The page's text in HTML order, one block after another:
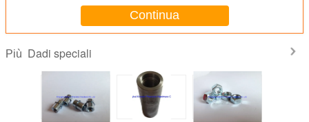
Continua
Più Dadi speciali